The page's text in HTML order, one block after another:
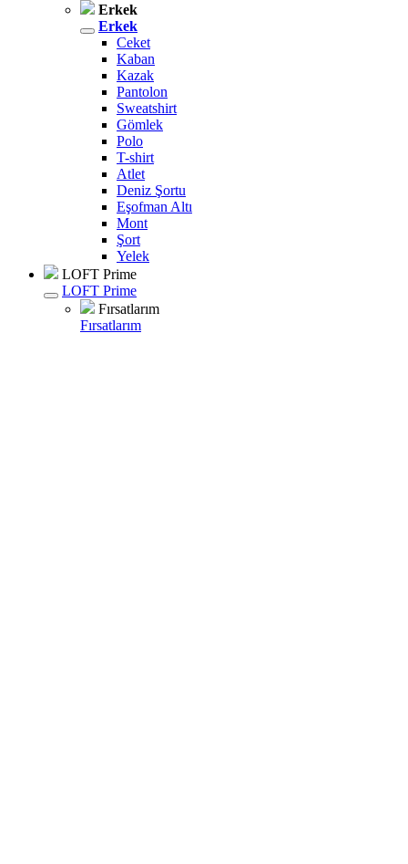
Erkek
Erkek
Ceket
Kaban
Kazak
Pantolon
Sweatshirt
Gömlek
Polo
T-shirt
Atlet
Deniz Şortu
Eşofman Altı
Mont
Şort
Yelek
LOFT Prime
LOFT Prime
Fırsatlarım
Fırsatlarım